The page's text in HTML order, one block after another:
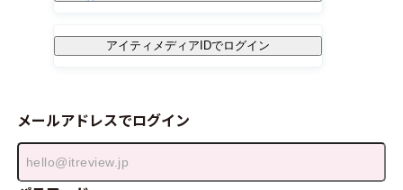
アイティメディアIDでログイン
メールアドレスでログイン